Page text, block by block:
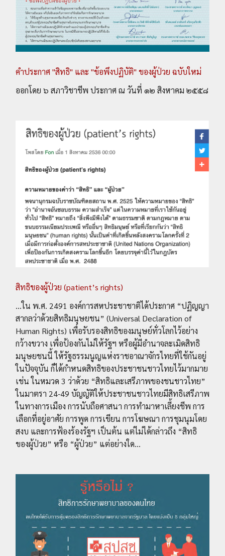
คำประกาศ "สิทธิ" และ "ข้อพึงปฏิบัติ" ของผู้ป่วย ฉบับใหม่
ออกโดย ๖ สภาวิชาชีพ ประกาศ ณ วันที่ ๑๒ สิงหาคม ๒๕๕๘
สิทธิของผู้ป่วย (patient’s rights)
...ใน พ.ศ. 2491 องค์การสหประชาชาติได้ประกาศ “ปฏิญญา
สากลว่าด้วยสิทธิมนุษยชน” (Universal Declaration of
Human Rights) เพื่อรับรองสิทธิของมนุษย์ทั่วโลกไว้อย่าง
กว้างขวาง เพื่อป้องกันไม่ให้รัฐฯ หรือผู้มีอำนาจละเมิดสิทธิ
มนุษยชนนี้ ให้รัฐธรรมนูญแห่งราชอาณาจักรไทยที่ใช้กันอยู่
ในปัจจุบัน ก็ได้กำหนดสิทธิของประชาชนชาวไทยไว้มากมาย
เช่น ในหมวด 3 ว่าด้วย “สิทธิและเสรีภาพของชนชาวไทย”
ในมาตรา 24-49 บัญญัติให้ประชาชนชาวไทยมีสิทธิเสรีภาพ
ในทางการเมือง การนับถือศาสนา การทำมาหาเลี้ยงชีพ การ
เลือกที่อยู่อาศัย การพูด การเขียน การโฆษณา การชุมนุมโดย
สงบ และการฟ้องร้องรัฐฯ เป็นต้น แต่ไม่ได้กล่าวถึง “สิทธิ
ของผู้ป่วย” หรือ “ผู้ป่วย” แต่อย่างใด...